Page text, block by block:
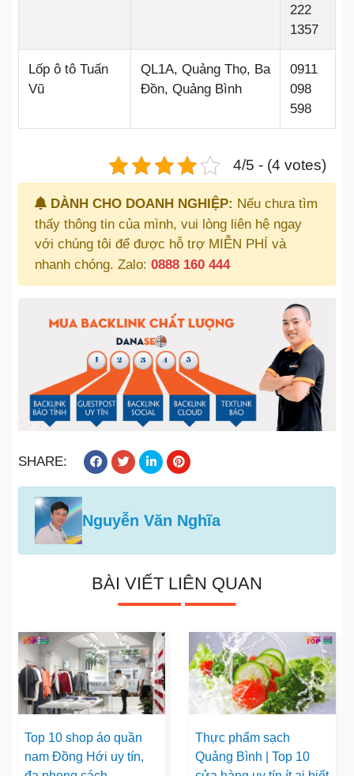
222
1357
Lốp ô tô Tuấn
Vũ
QL1A, Quảng Thọ, Ba
Đồn, Quảng Bình
0911
098
598
4/5 - (4 votes)
DÀNH CHO DOANH NGHIỆP: Nếu chưa tìm
thấy thông tin của mình, vui lòng liên hệ ngay
với chúng tôi để được hỗ trợ MIỄN PHÍ và
nhanh chóng. Zalo: 0888 160 444
SHARE:
Nguyễn Văn Nghĩa
BÀI VIẾT LIÊN QUAN
Top 10 shop áo quần
nam Đồng Hới uy tín,
Thực phẩm sạch
Quảng Bình | Top 10